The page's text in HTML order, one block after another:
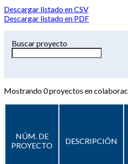
Descargar listado en CSV
Descargar listado en PDF
Buscar proyecto
Mostrando0proyectos en
NÚM. DE
PROYECTO
DESCRIPCIÓN